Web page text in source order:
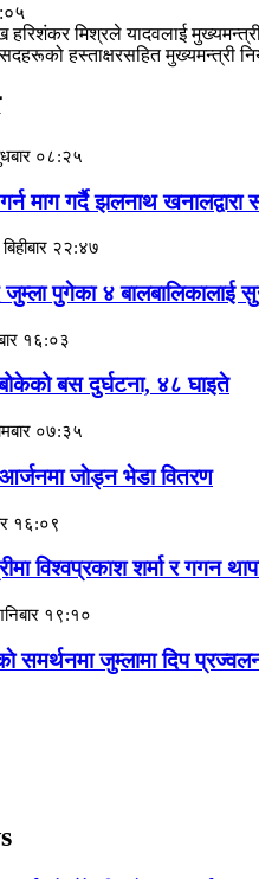
हरिशंकर मिश्रले यादवलाई
हस्ताक्षरसहित मुख्यमन्त्री
०८:२५
माग गर्दै झलनाथ खनालद्वारा
२२:४७
जुम्ला पुगेका ४ बालबालिकालाई
१६:०३
बोकेको बस दुर्घटना, ४८ घाइते
०७:३५
जाेड्न भेडा वितरण
१६:०९
विश्वप्रकाश शर्मा र गगन थापा
१९:१०
समर्थनमा जुम्लामा दिप